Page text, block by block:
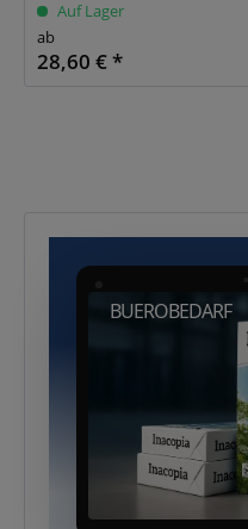
Auf Lager
ab
28,60 € *
BUEROBEDARF